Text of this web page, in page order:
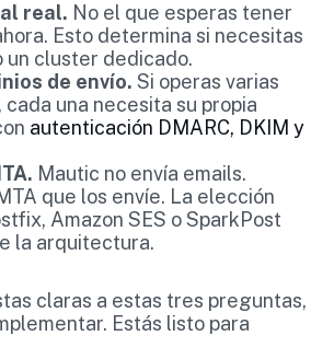
real. No el que esperas tener
Esto determina si necesitas
un cluster dedicado.
de envío. Si operas varias
una necesita su propia
autenticación DMARC, DKIM y
Mautic no envía emails.
que los envíe. La elección
Amazon SES o SparkPost
la arquitectura.
claras a estas tres preguntas,
Estás listo para